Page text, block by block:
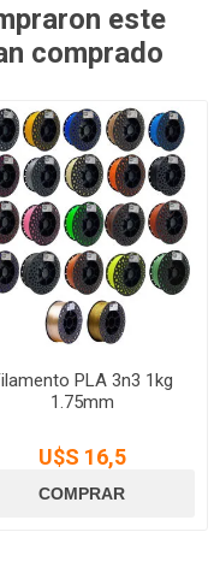
este
comprado
PLA 3n3 1kg
1.75mm
U$S 16,5